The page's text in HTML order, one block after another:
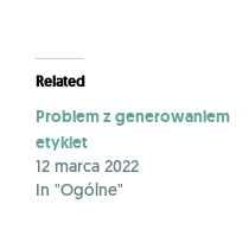
Related
Problem z generowaniem
etykiet
12 marca 2022
In "Ogólne"